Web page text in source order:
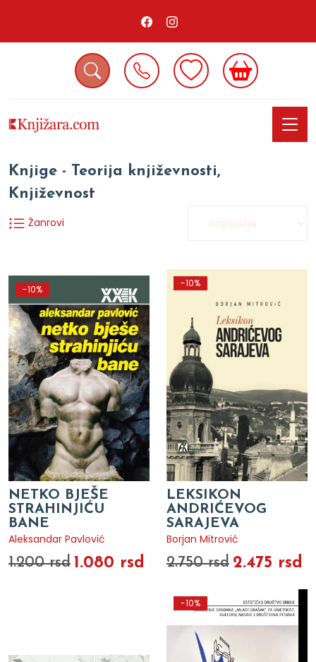
Knjige - Teorija književnosti,
Književnost
Žanrovi
-10%
NETKO BJEŠE
STRAHINJIĆU
BANE
Aleksandar Pavlović
1.200 rsd 1.080 rsd
-10%
LEKSIKON
ANDRIĆEVOG
SARAJEVA
Borjan Mitrović
2.750 rsd 2.475 rsd
-10%